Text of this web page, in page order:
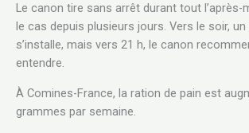
Le canon tire sans arrêt durant tout l’après-
le cas depuis plusieurs jours. Vers le soir,
s’installe, mais vers 21 h, le canon
entendre.
À Comines-France, la ration de pain est
grammes par semaine.